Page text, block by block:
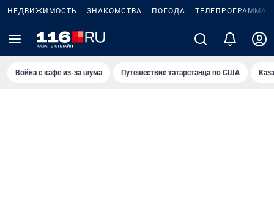
НЕДВИЖИМОСТЬ ЗНАКОМСТВА ПОГОДА ТЕЛЕПРОГРАММА
Война с кафе из-за шума Путешествие татарстанца по США